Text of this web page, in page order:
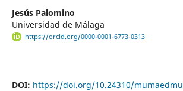
Jesús Palomino
Universidad de Málaga
https://orcid.org/0000-0001-6773-0313
DOI: https://doi.org/10.24310/